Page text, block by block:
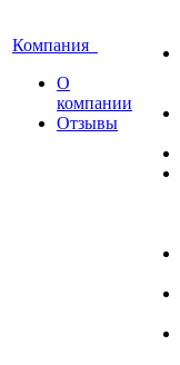
Компания
О
компании
Отзывы